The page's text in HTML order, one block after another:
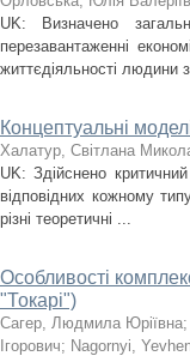
UK: Визначено
перезавантаженні
життєдіяльності людини
Концептуальні
Халатур, Світлана
UK: Здійснено
відповідних кожному
різні теоретичні ...
Особливості
"Токарі")
Сагер, Людмила Юріївна;
Ігорович; Nagornyi,